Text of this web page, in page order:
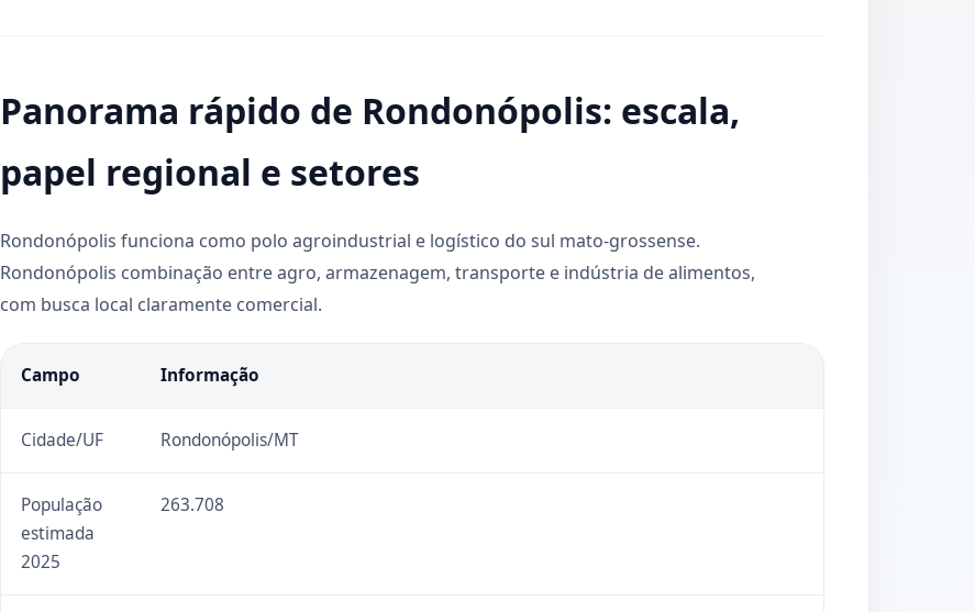
Panorama rápido de Rondonópolis: escala,
papel regional e setores
Rondonópolis funciona como polo agroindustrial e logístico do sul mato-grossense.
Rondonópolis combinação entre agro, armazenagem, transporte e indústria de alimentos,
com busca local claramente comercial.
Campo Informação
Cidade/UF Rondonópolis/MT
População
estimada
2025
263.708